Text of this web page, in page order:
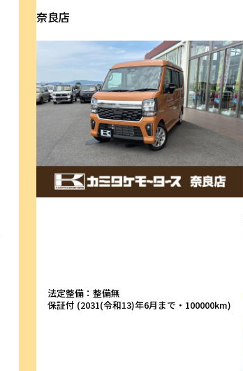
奈良店
法定整備：整備無
保証付 (2031(令和13)年6月まで・100000km)